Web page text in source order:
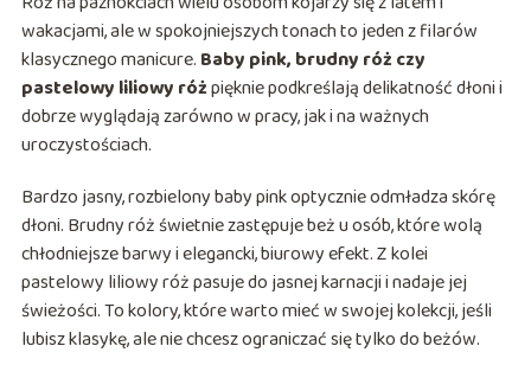
wakacjami, ale w spokojniejszych tonach to jeden z filarów
klasycznego manicure. Baby pink, brudny róż czy
pastelowy liliowy różpięknie podkreślają delikatność dłoni i
dobrze wyglądają zarówno w pracy, jak i na ważnych
uroczystościach.
Bardzo jasny, rozbielony baby pink optycznie odmładza skórę
dłoni. Brudny róż świetnie zastępuje beż u osób, które wolą
chłodniejsze barwy i elegancki, biurowy efekt. Z kolei
pastelowy liliowy róż pasuje do jasnej karnacji i nadaje jej
świeżości. To kolory, które warto mieć w swojej kolekcji, jeśli
lubisz klasykę, ale nie chcesz ograniczać się tylko do beżów.